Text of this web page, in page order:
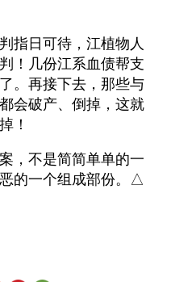
指日可待，江植物人
！几份江系血债帮支
。再接下去，那些与
会破产、倒掉，这就
！
，不是简简单单的一
的一个组成部份。△